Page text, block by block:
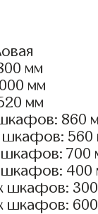
мм
мм
мм
860
шкафов: 560
шкафов: 700
шкафов: 400
шкафов:
шкафов: